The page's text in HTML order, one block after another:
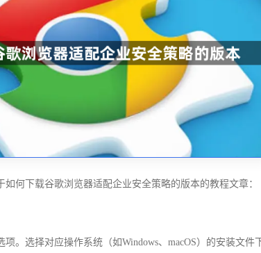
何下载谷歌浏览器适配企业安全策略的版本的教程文章：
。选择对应操作系统（如Windows、macOS）的安装文